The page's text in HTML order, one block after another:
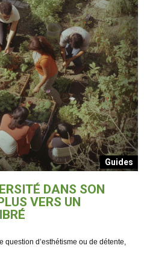
Guides
DANS SON
VERS UN
question d’esthétisme ou de détente,